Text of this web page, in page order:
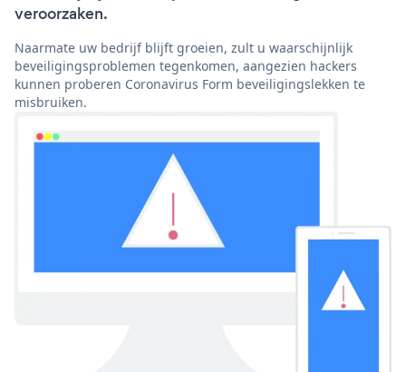
veroorzaken.
Naarmate uw bedrijf blijft groeien, zult u waarschijnlijk
beveiligingsproblemen tegenkomen, aangezien hackers
kunnen proberen Coronavirus Form beveiligingslekken te
misbruiken.